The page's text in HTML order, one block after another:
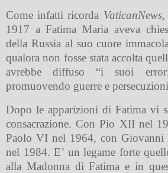
Come infatti ricorda VaticanNews,
1917 a Fatima Maria aveva
della Russia al suo cuore
qualora non fosse stata accolta
avrebbe diffuso “i suoi
promuovendo guerre e
Dopo le apparizioni di Fatima vi
consacrazione. Con Pio XII nel
Paolo VI nel 1964, con
nel 1984. E’ un legame forte
alla Madonna di Fatima e in